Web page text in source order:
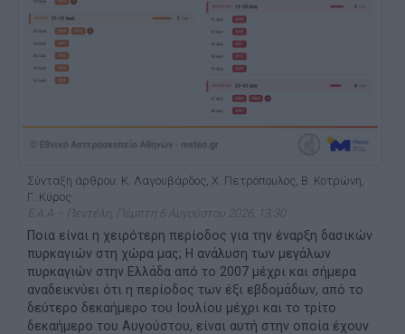
Σύνταξη άρθρου: Κ. Λαγουβάρδος, Χ. Πετρόπουλος, Β. Κοτρώνη,
Γ. Κύρος
Ε.Α.Α – Πεντέλη, Πέμπτη 6 Αυγούστου 2026, 13:30
Ποια είναι η χειρότερη περίοδος για την έναρξη δασικών
πυρκαγιών στη χώρα μας; Η ανάλυση των μεγάλων
πυρκαγιών στην Ελλάδα από το 2007 μέχρι και σήμερα
αναδεικνύει ότι η περίοδος των έξι εβδομάδων, από το
δεύτερο δεκαήμερο του Ιουλίου μέχρι και το τρίτο
δεκαήμερο του Αυγούστου, είναι αυτή στην οποία έχουν